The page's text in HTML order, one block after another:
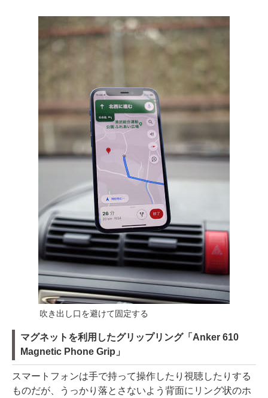
吹き出し口を避けて固定する
マグネットを利用したグリップリング「Anker 610
Magnetic Phone Grip」
スマートフォンは手で持って操作したり視聴したりする
ものだが、うっかり落とさないよう背面にリング状のホ